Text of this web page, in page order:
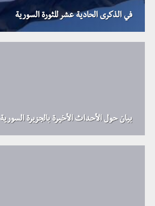
في الذكرى الحادية عشر للثورة السورية
بيان حول الأحداث الأخيرة بالجزيرة السورية